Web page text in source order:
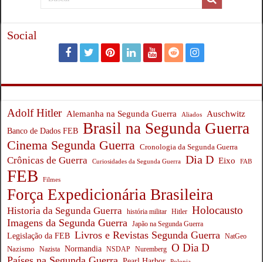
Social
Adolf Hitler Alemanha na Segunda Guerra Aliados Auschwitz
Banco de Dados FEB Brasil na Segunda Guerra
Cinema Segunda Guerra Cronologia da Segunda Guerra
Crônicas de Guerra Curiosidades da Segunda Guerra Dia D Eixo FAB
FEB Filmes
Força Expedicionária Brasileira
Historia da Segunda Guerra história militar Hitler Holocausto
Imagens da Segunda Guerra Japão na Segunda Guerra
Legislação da FEB Livros e Revistas Segunda Guerra NatGeo
Nazismo Nazista Normandia NSDAP Nuremberg O Dia D